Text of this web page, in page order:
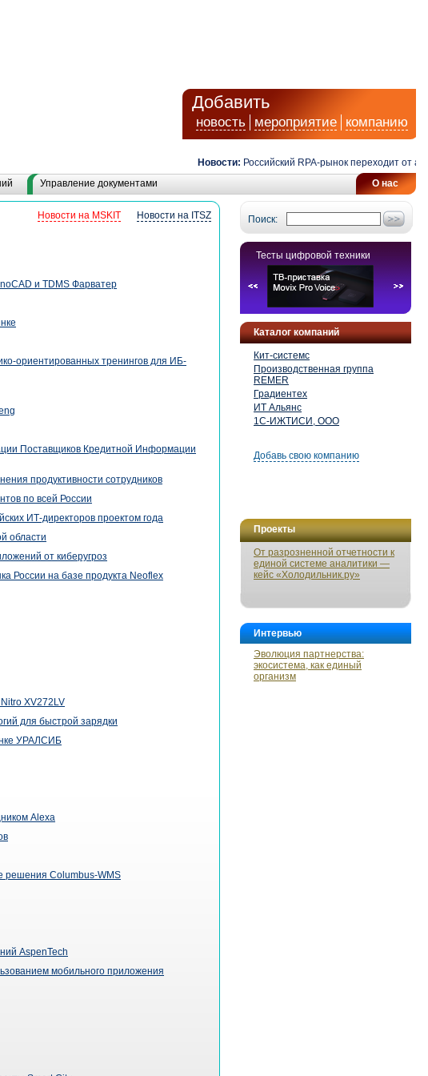
Добавить
новость мероприятие компанию
Новости: Российский RPA-рынок переходит от
О нас
Управление документами
Поиск:
Тесты цифровой техники
Каталог компаний
Кит-системс
Производственная группа
REMER
Градиентех
ИТ Альянс
1С-ИЖТИСИ, ООО
Добавь свою компанию
Проекты
От разрозненной отчетности к
единой системе аналитики —
кейс «Холодильник.ру»
Интервью
Эволюция партнерства:
экосистема, как единый
организм
Новости на ITSZ
Новости на MSKIT
и TDMS Фарватер
ориентированных тренингов для ИБ-
Поставщиков Кредитной Информации
продуктивности сотрудников
по всей России
ИТ-директоров проектом года
области
от киберугроз
России на базе продукта Neoflex
XV272LV
для быстрой зарядки
УРАЛСИБ
Alexa
решения Columbus-WMS
AspenTech
мобильного приложения